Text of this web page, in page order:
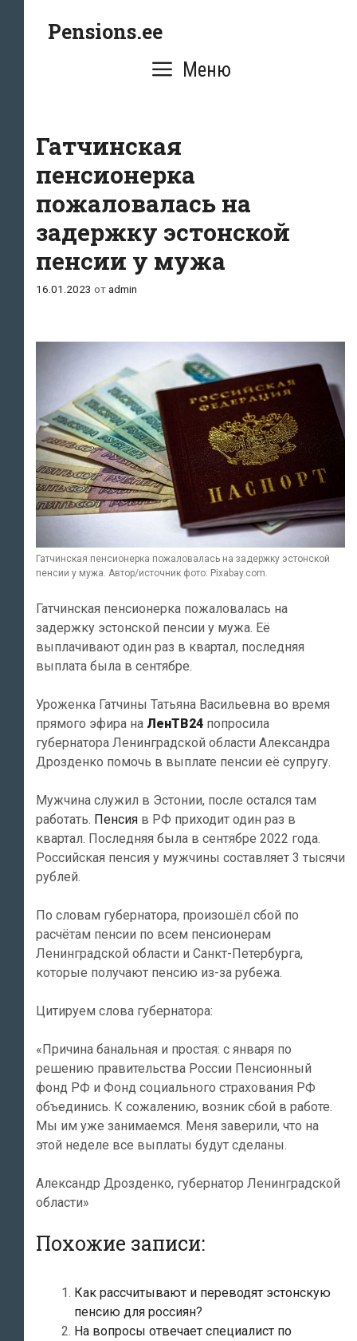
Pensions.ee
Меню
Гатчинская
пенсионерка
пожаловалась на
задержку эстонской
пенсии у мужа
16.01.2023 отadmin
Гатчинская пенсионерка пожаловалась на задержку эстонской
пенсии у мужа. Автор/источник фото: Pixabay.com.
Гатчинская пенсионерка пожаловалась на
задержку эстонской пенсии у мужа. Её
выплачивают один раз в квартал, последняя
выплата была в сентябре.
Уроженка Гатчины Татьяна Васильевна во время
прямого эфира на ЛенТВ24 попросила
губернатора Ленинградской области Александра
Дрозденко помочь в выплате пенсии её супругу.
Мужчина служил в Эстонии, после остался там
работать. Пенсия в РФ приходит один раз в
квартал. Последняя была в сентябре 2022 года.
Российская пенсия у мужчины составляет 3 тысячи
рублей.
По словам губернатора, произошёл сбой по
расчётам пенсии по всем пенсионерам
Ленинградской области и Санкт-Петербурга,
которые получают пенсию из-за рубежа.
Цитируем слова губернатора:
«Причина банальная и простая: с января по
решению правительства России Пенсионный
фонд РФ и Фонд социального страхования РФ
объединись. К сожалению, возник сбой в работе.
Мы им уже занимаемся. Меня заверили, что на
этой неделе все выплаты будут сделаны.
Александр Дрозденко, губернатор Ленинградской
области»
Похожие записи:
Как рассчитывают и переводят эстонскую
пенсию для россиян?
На вопросы отвечает специалист по